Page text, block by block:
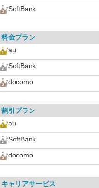
SoftBank
料金プラン
au
SoftBank
docomo
割引プラン
au
SoftBank
docomo
キャリアサービス